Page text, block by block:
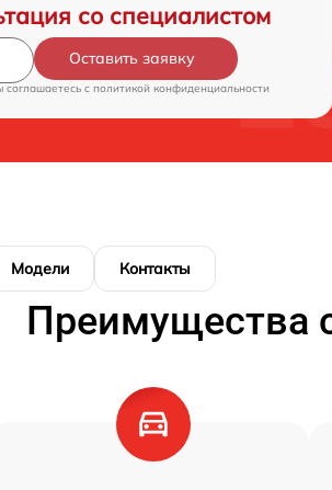
со специалистом
Оставить заявку
соглашаетесь c политикой конфиденциальности
Модели Контакты
Преимущества